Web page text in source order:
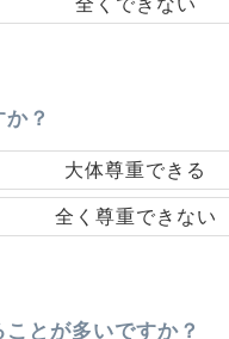
全くできない
？
大体尊重できる
全く尊重できない
とが多いですか？